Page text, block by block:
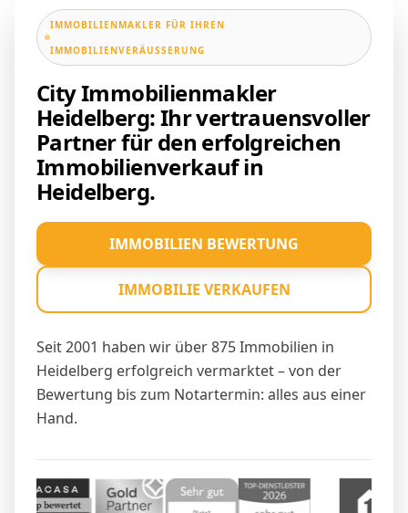
IMMOBILIENMAKLER FÜR IHREN
IMMOBILIENVERÄUSSERUNG
City Immobilienmakler
Heidelberg: Ihr vertrauensvoller
Partner für den erfolgreichen
Immobilienverkauf in
Heidelberg.
Seit 2001 haben wir über 875 Immobilien in
Heidelberg erfolgreich vermarktet – von der
Bewertung bis zum Notartermin: alles aus einer
Hand.
IMMOBILIEN BEWERTUNG
IMMOBILIE VERKAUFEN